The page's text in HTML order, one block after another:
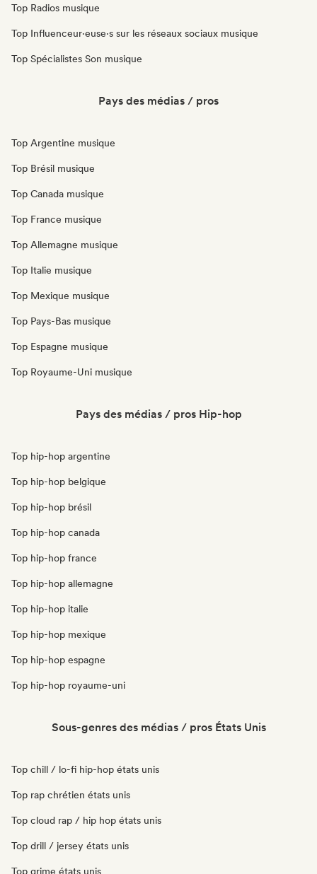
Top Radios musique
Top Influenceur·euse·s sur les réseaux sociaux musique
Top Spécialistes Son musique
Pays des médias / pros
Top Argentine musique
Top Brésil musique
Top Canada musique
Top France musique
Top Allemagne musique
Top Italie musique
Top Mexique musique
Top Pays-Bas musique
Top Espagne musique
Top Royaume-Uni musique
Pays des médias / pros Hip-hop
Top hip-hop argentine
Top hip-hop belgique
Top hip-hop brésil
Top hip-hop canada
Top hip-hop france
Top hip-hop allemagne
Top hip-hop italie
Top hip-hop mexique
Top hip-hop espagne
Top hip-hop royaume-uni
Sous-genres des médias / pros États Unis
Top chill / lo-fi hip-hop états unis
Top rap chrétien états unis
Top cloud rap / hip hop états unis
Top drill / jersey états unis
Top grime états unis